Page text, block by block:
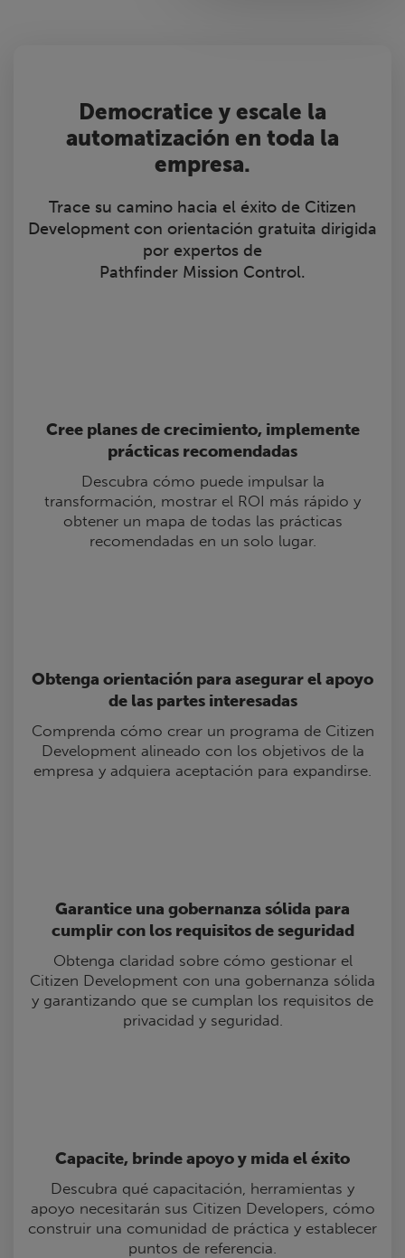
Democratice y escale la
automatización en toda la
empresa.
Trace su camino hacia el éxito de Citizen
Development con orientación gratuita dirigida
por expertos de
‌Pathfinder Mission Control.
Cree planes de crecimiento, implemente
prácticas recomendadas
Descubra cómo puede impulsar la
transformación, mostrar el ROI más rápido y
obtener un mapa de todas las prácticas
recomendadas en un solo lugar.
Obtenga orientación para asegurar el apoyo
de las partes interesadas
Comprenda cómo crear un programa de Citizen
Development alineado con los objetivos de la
empresa y adquiera aceptación para expandirse.
Garantice una gobernanza sólida para
cumplir con los requisitos de seguridad
Obtenga claridad sobre cómo gestionar el
Citizen Development con una gobernanza sólida
y garantizando que se cumplan los requisitos de
privacidad y seguridad.
Capacite, brinde apoyo y mida el éxito
Descubra qué capacitación, herramientas y
apoyo necesitarán sus Citizen Developers, cómo
construir una comunidad de práctica y establecer
puntos de referencia.